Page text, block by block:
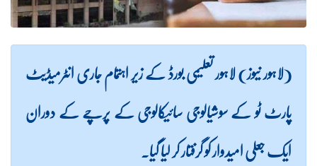
(لاہور نیوز) لاہور تعلیمی بورڈ کے زیر اہتمام جاری انٹرمیڈیٹ
پارٹ ٹو کے سوشیالوجی سائیکالوجی کے پرچے کے دوران
ایک جعلی امیدوار کو گرفتار کر لیا گیا۔